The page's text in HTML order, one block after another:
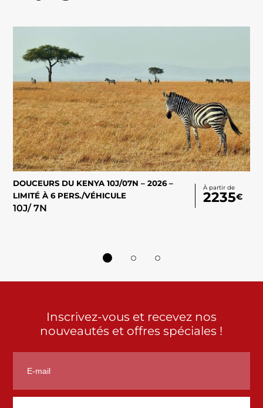
DOUCEURS DU KENYA 10J/07N – 2026 –
LIMITÉ À 6 PERS./VÉHICULE
10J/7N
À partir de
2235€
Inscrivez-vous et recevez nos
nouveautés et offres spéciales !